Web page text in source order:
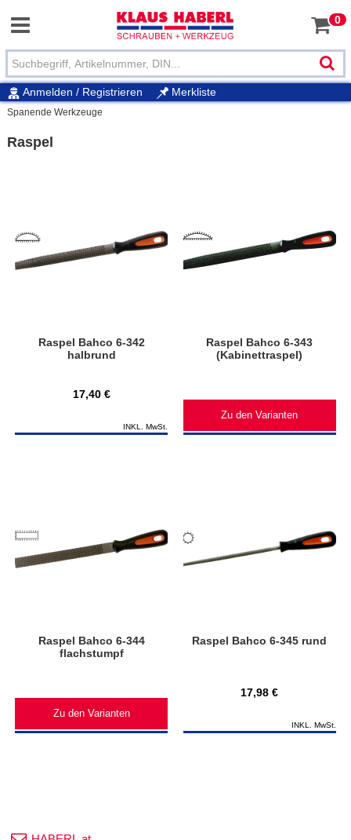
0
Anmelden / Registrieren Merkliste
Spanende Werkzeuge
Raspel
Raspel Bahco 6-342
halbrund
17,40 €
INKL. MwSt.
Raspel Bahco 6-343
(Kabinettraspel)
Zu den Varianten
Raspel Bahco 6-344
flachstumpf
Zu den Varianten
Raspel Bahco 6-345 rund
17,98 €
INKL. MwSt.